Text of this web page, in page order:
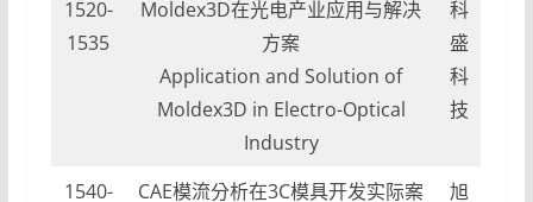
1520-
1535
Moldex3D在光电产业应用与解决
方案
Application and Solution of
Moldex3D in Electro-Optical
Industry
科
盛
科
技
1540-
CAE模流分析在3C模具开发实际案
旭